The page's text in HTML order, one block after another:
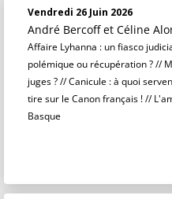
Vendredi 26 Juin 2026
André Bercoff et Céline
Affaire Lyhanna : un fiasco
polémique ou récupération ? //
juges ? // Canicule : à quoi
tire sur le Canon français ! //
Basque